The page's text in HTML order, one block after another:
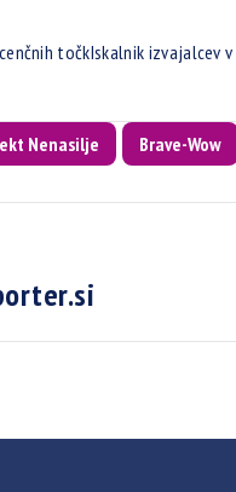
točkIskalnik izvajalcev v
Nenasilje Brave-Wow